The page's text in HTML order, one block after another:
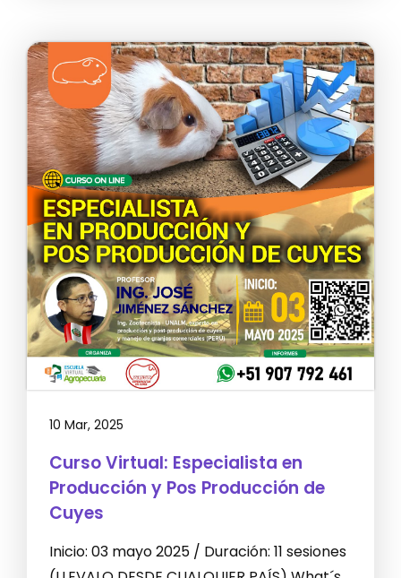
10 Mar, 2025
Curso Virtual: Especialista en
Producción y Pos Producción de
Cuyes
Inicio: 03 mayo 2025 / Duración: 11 sesiones